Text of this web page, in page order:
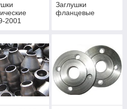
2001
Заглушки
фланцевые